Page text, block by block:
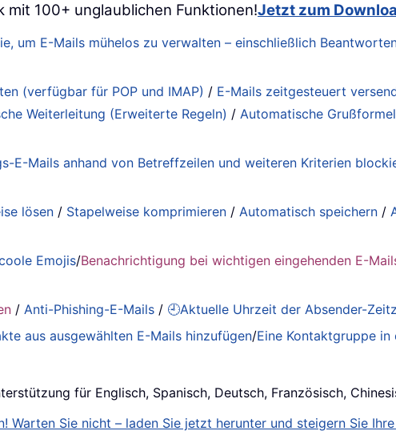
100+ unglaublichen Funktionen!Jetzt zum
um E-Mails mühelos zu verwalten – einschließlich
(verfügbar für POP und IMAP) / E-Mails zeitgesteuert
Weiterleitung (Erweiterte Regeln) /Automatische
E-Mails anhand von Betreffzeilen und weiteren Kriterien
lösen / Stapelweise komprimieren /Automatisch speichern /
Emojis/Benachrichtigung bei wichtigen eingehenden E-
/Anti-Phishing-E-Mails / 🕘Aktuelle Uhrzeit der Absender-
aus ausgewählten E-Mails hinzufügen/Eine Kontaktgruppe in
für Englisch, Spanisch, Deutsch, Französisch,
Sie nicht – laden Sie jetzt herunter und steigern Sie